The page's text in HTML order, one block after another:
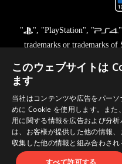
" ", "PlayStation", "
trademarks or trademarks of
Nintendo Switch™ and The
©2023 Valve Corporation.
and/or registered trademarks
© FRENCH-
このウェブサイトは
ます
当社はコンテンツや広告をパー
めに Cookie を使用します。また
用に関する情報を広告および分
は、お客様が提供した他の情報
収集した他の情報と組み合わされ
すべて許可する